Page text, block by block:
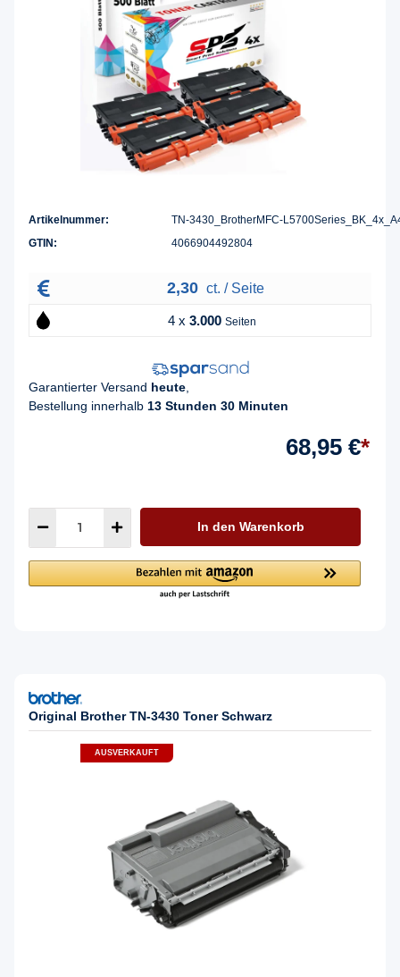
Artikelnummer:
TN-3430_BrotherMFC-
GTIN:
4066904492804
2,30 ct. / Seite
4 x 3.000 Seiten
Garantierter Versand heute
Bestellung innerhalb 13 Stunden 30 Minuten
68,95 €*
In den Warenkorb
Original Brother TN-3430 Toner Schwarz
AUSVERKAUFT